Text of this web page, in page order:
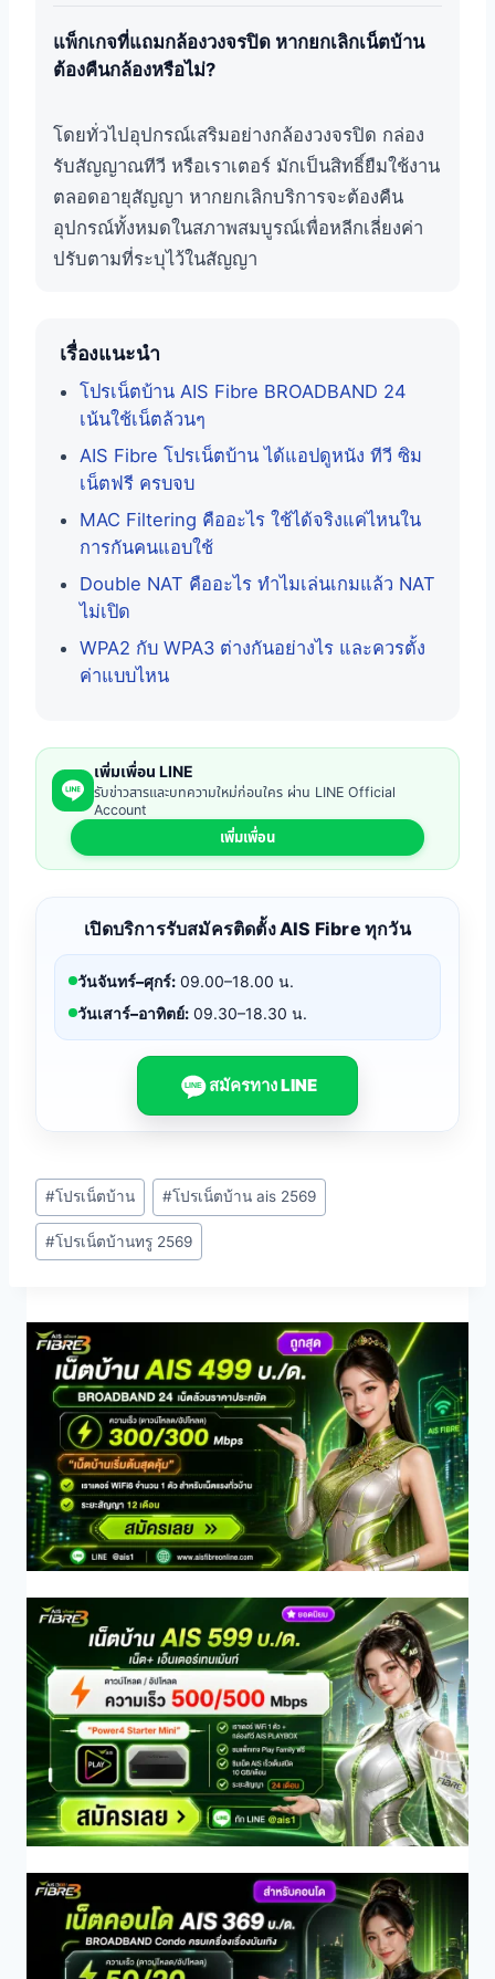
แพ็กเกจที่แถมกล้องวงจรปิด หากยกเลิกเน็ตบ้าน
ต้องคืนกล้องหรือไม่?
โดยทั่วไปอุปกรณ์เสริมอย่างกล้องวงจรปิด กล่อง
รับสัญญาณทีวี หรือเราเตอร์ มักเป็นสิทธิ์ยืมใช้งาน
ตลอดอายุสัญญา หากยกเลิกบริการจะต้องคืน
อุปกรณ์ทั้งหมดในสภาพสมบูรณ์เพื่อหลีกเลี่ยงค่า
ปรับตามที่ระบุไว้ในสัญญา
เรื่องแนะนำ
โปรเน็ตบ้าน AIS Fibre BROADBAND 24
เน้นใช้เน็ตล้วนๆ
AIS Fibre โปรเน็ตบ้าน ได้แอปดูหนัง ทีวี ซิม
เน็ตฟรี ครบจบ
MAC Filtering คืออะไร ใช้ได้จริงแค่ไหนใน
การกันคนแอบใช้
Double NAT คืออะไร ทำไมเล่นเกมแล้ว NAT
ไม่เปิด
WPA2 กับ WPA3 ต่างกันอย่างไร และควรตั้ง
ค่าแบบไหน
เพิ่มเพื่อน LINE
รับข่าวสารและบทความใหม่ก่อนใคร ผ่าน LINE Official
Account
เพิ่มเพื่อน
เปิดบริการรับสมัครติดตั้ง AIS Fibre ทุกวัน
วันจันทร์–ศุกร์: 09.00–18.00 น.
วันเสาร์–อาทิตย์: 09.30–18.30 น.
LINE สมัครทาง LINE
Post
Tags:
#โปรเน็ตบ้าน #โปรเน็ตบ้าน ais 2569
#โปรเน็ตบ้านทรู 2569